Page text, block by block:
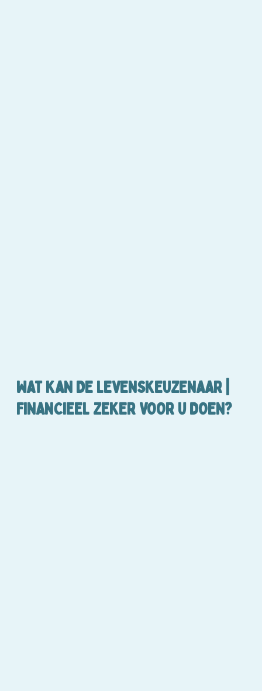
WAT KAN DE LEVENSKEUZENAAR |
FINANCIEEL ZEKER VOOR U DOEN?